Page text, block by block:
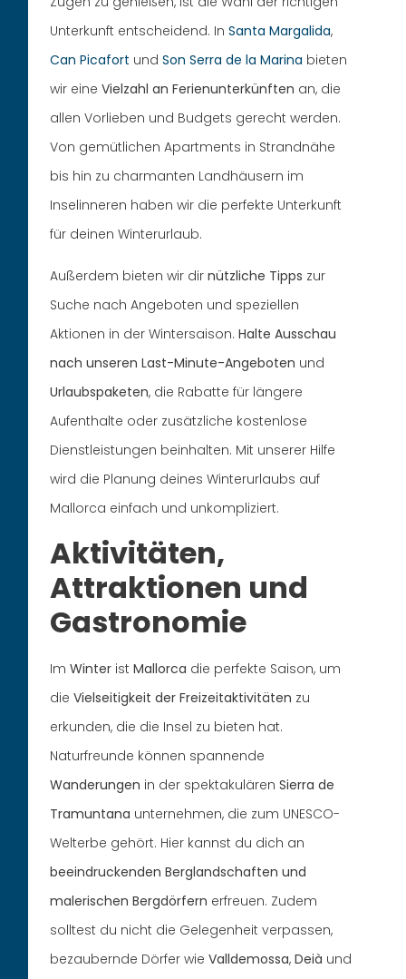
Unterkunft entscheidend. InSanta Margalida,
Can Picafort undSon Serra de la Marina bieten
wir eineVielzahl an Ferienunterkünften an, die
allen Vorlieben und Budgets gerecht werden.
Von gemütlichen Apartments in Strandnähe
bis hin zu charmanten Landhäusern im
Inselinneren haben wir die perfekte Unterkunft
für deinen Winterurlaub.
Außerdem bieten wir dirnützliche Tipps zur
Suche nach Angeboten und speziellen
Aktionen in der Wintersaison.Halte Ausschau
nach unseren Last-Minute-Angeboten und
Urlaubspaketen, die Rabatte für längere
Aufenthalte oder zusätzliche kostenlose
Dienstleistungen beinhalten. Mit unserer Hilfe
wird die Planung deines Winterurlaubs auf
Mallorca einfach und unkompliziert.
Aktivitäten,
Attraktionen und
Gastronomie
ImWinter istMallorca die perfekte Saison, um
dieVielseitigkeit der Freizeitaktivitäten zu
erkunden, die die Insel zu bieten hat.
Naturfreunde können spannende
Wanderungen in der spektakulärenSierra de
Tramuntana unternehmen, die zum UNESCO-
Welterbe gehört. Hier kannst du dich an
beeindruckenden Berglandschaften und
malerischen Bergdörfern erfreuen. Zudem
solltest du nicht die Gelegenheit verpassen,
bezaubernde Dörfer wieValldemossa,Deià und